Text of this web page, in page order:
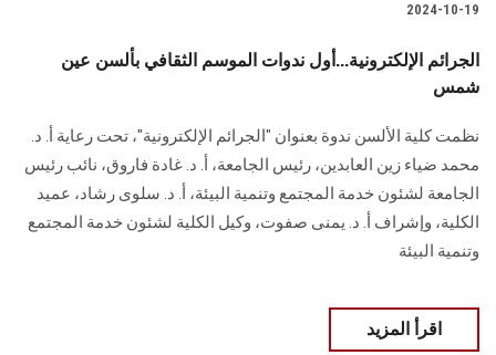
2024-10-19
الجرائم الإلكترونية...أول ندوات الموسم الثقافي بألسن عين
شمس
نظمت كلية الألسن ندوة بعنوان "الجرائم الإلكترونية"، تحت رعاية أ. د.
محمد ضياء زين العابدين، رئيس الجامعة، أ. د. غادة فاروق، نائب رئيس
الجامعة لشئون خدمة المجتمع وتنمية البيئة، أ. د. سلوى رشاد، عميد
الكلية، وإشراف أ. د. يمنى صفوت، وكيل الكلية لشئون خدمة المجتمع
وتنمية البيئة
اقرأ المزيد